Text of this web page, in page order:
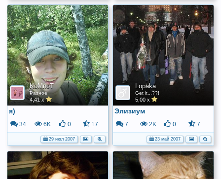
KoMnoT
Разное
4,41 x
я)
34 6K 0 17
29 июл 2007
Lopaka
Get it...??!
5,00 x
Элизиум
7 2K 0 7
23 май 2007